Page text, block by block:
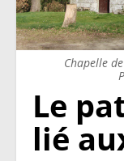
Chapelle
Le
lié